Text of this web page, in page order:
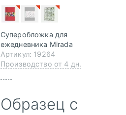
Суперобложка для
ежедневника Mirada
Артикул: 19264
Производство от 4 дн.
Образец с